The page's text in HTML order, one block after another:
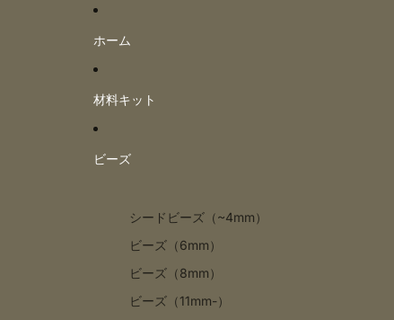
ホーム
材料キット
ビーズ
シードビーズ（~4mm）
ビーズ（6mm）
ビーズ（8mm）
ビーズ（11mm-）